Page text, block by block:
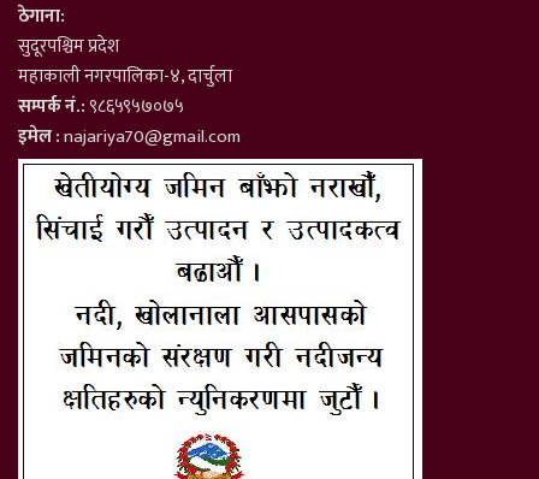
ठेगाना:
सुदूरपश्चिम प्रदेश
महाकाली नगरपालिका-४, दार्चुला
सम्पर्क नं.:९८६५९५७०७५
इमेल :najariya70@gmail.com